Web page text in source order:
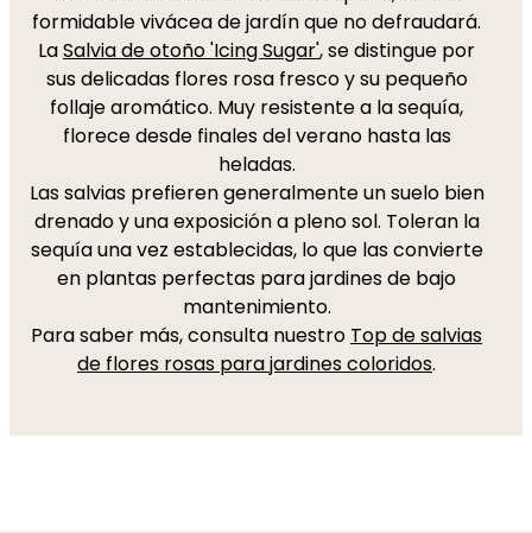
formidable vivácea de jardín que no defraudará.
LaSalvia de otoño 'Icing Sugar', se distingue por
sus delicadas flores rosa fresco y su pequeño
follaje aromático. Muy resistente a la sequía,
florece desde finales del verano hasta las
heladas.
Las salvias prefieren generalmente un suelo bien
drenado y una exposición a pleno sol. Toleran la
sequía una vez establecidas, lo que las convierte
en plantas perfectas para jardines de bajo
mantenimiento.
Para saber más, consulta nuestro Top de salvias
de flores rosas para jardines coloridos.